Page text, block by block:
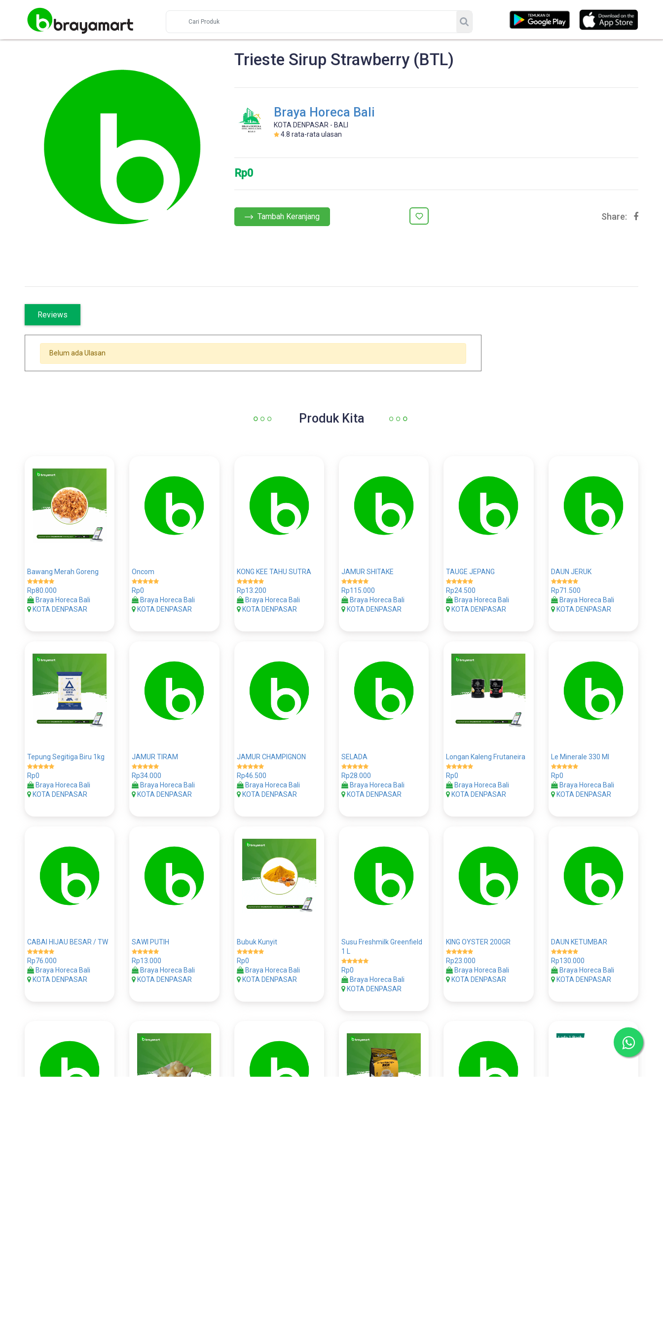
Trieste Sirup Strawberry (BTL)
Braya Horeca Bali
KOTA DENPASAR - BALI
4.8 rata-rata ulasan
Rp0
Tambah Keranjang Share:
Reviews
Belum ada Ulasan
Produk Kita
Bawang Merah Goreng
Rp80.000
Braya Horeca Bali
KOTA DENPASAR
Oncom
Rp0
Braya Horeca Bali
KOTA DENPASAR
KONG KEE TAHU SUTRA
Rp13.200
Braya Horeca Bali
KOTA DENPASAR
JAMUR SHITAKE
Rp115.000
Braya Horeca Bali
KOTA DENPASAR
TAUGE JEPANG
Rp24.500
Braya Horeca Bali
KOTA DENPASAR
DAUN JERUK
Rp71.500
Braya Horeca Bali
KOTA DENPASAR
Tepung Segitiga Biru 1kg
Rp0
Braya Horeca Bali
KOTA DENPASAR
JAMUR TIRAM
Rp34.000
Braya Horeca Bali
KOTA DENPASAR
JAMUR CHAMPIGNON
Rp46.500
Braya Horeca Bali
KOTA DENPASAR
SELADA
Rp28.000
Braya Horeca Bali
KOTA DENPASAR
Longan Kaleng Frutaneira
Rp0
Braya Horeca Bali
KOTA DENPASAR
Le Minerale 330 Ml
Rp0
Braya Horeca Bali
KOTA DENPASAR
CABAI HIJAU BESAR / TW
Rp76.000
Braya Horeca Bali
KOTA DENPASAR
SAWI PUTIH
Rp13.000
Braya Horeca Bali
KOTA DENPASAR
Bubuk Kunyit
Rp0
Braya Horeca Bali
KOTA DENPASAR
Susu Freshmilk Greenfield
1 L
Rp0
Braya Horeca Bali
KOTA DENPASAR
KING OYSTER 200GR
Rp23.000
Braya Horeca Bali
KOTA DENPASAR
DAUN KETUMBAR
Rp130.000
Braya Horeca Bali
KOTA DENPASAR